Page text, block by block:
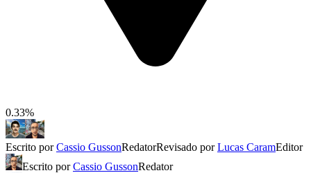
0.33%
Escrito porCassio GussonRedatorRevisado porLucas CaramEditor
Escrito porCassio GussonRedator